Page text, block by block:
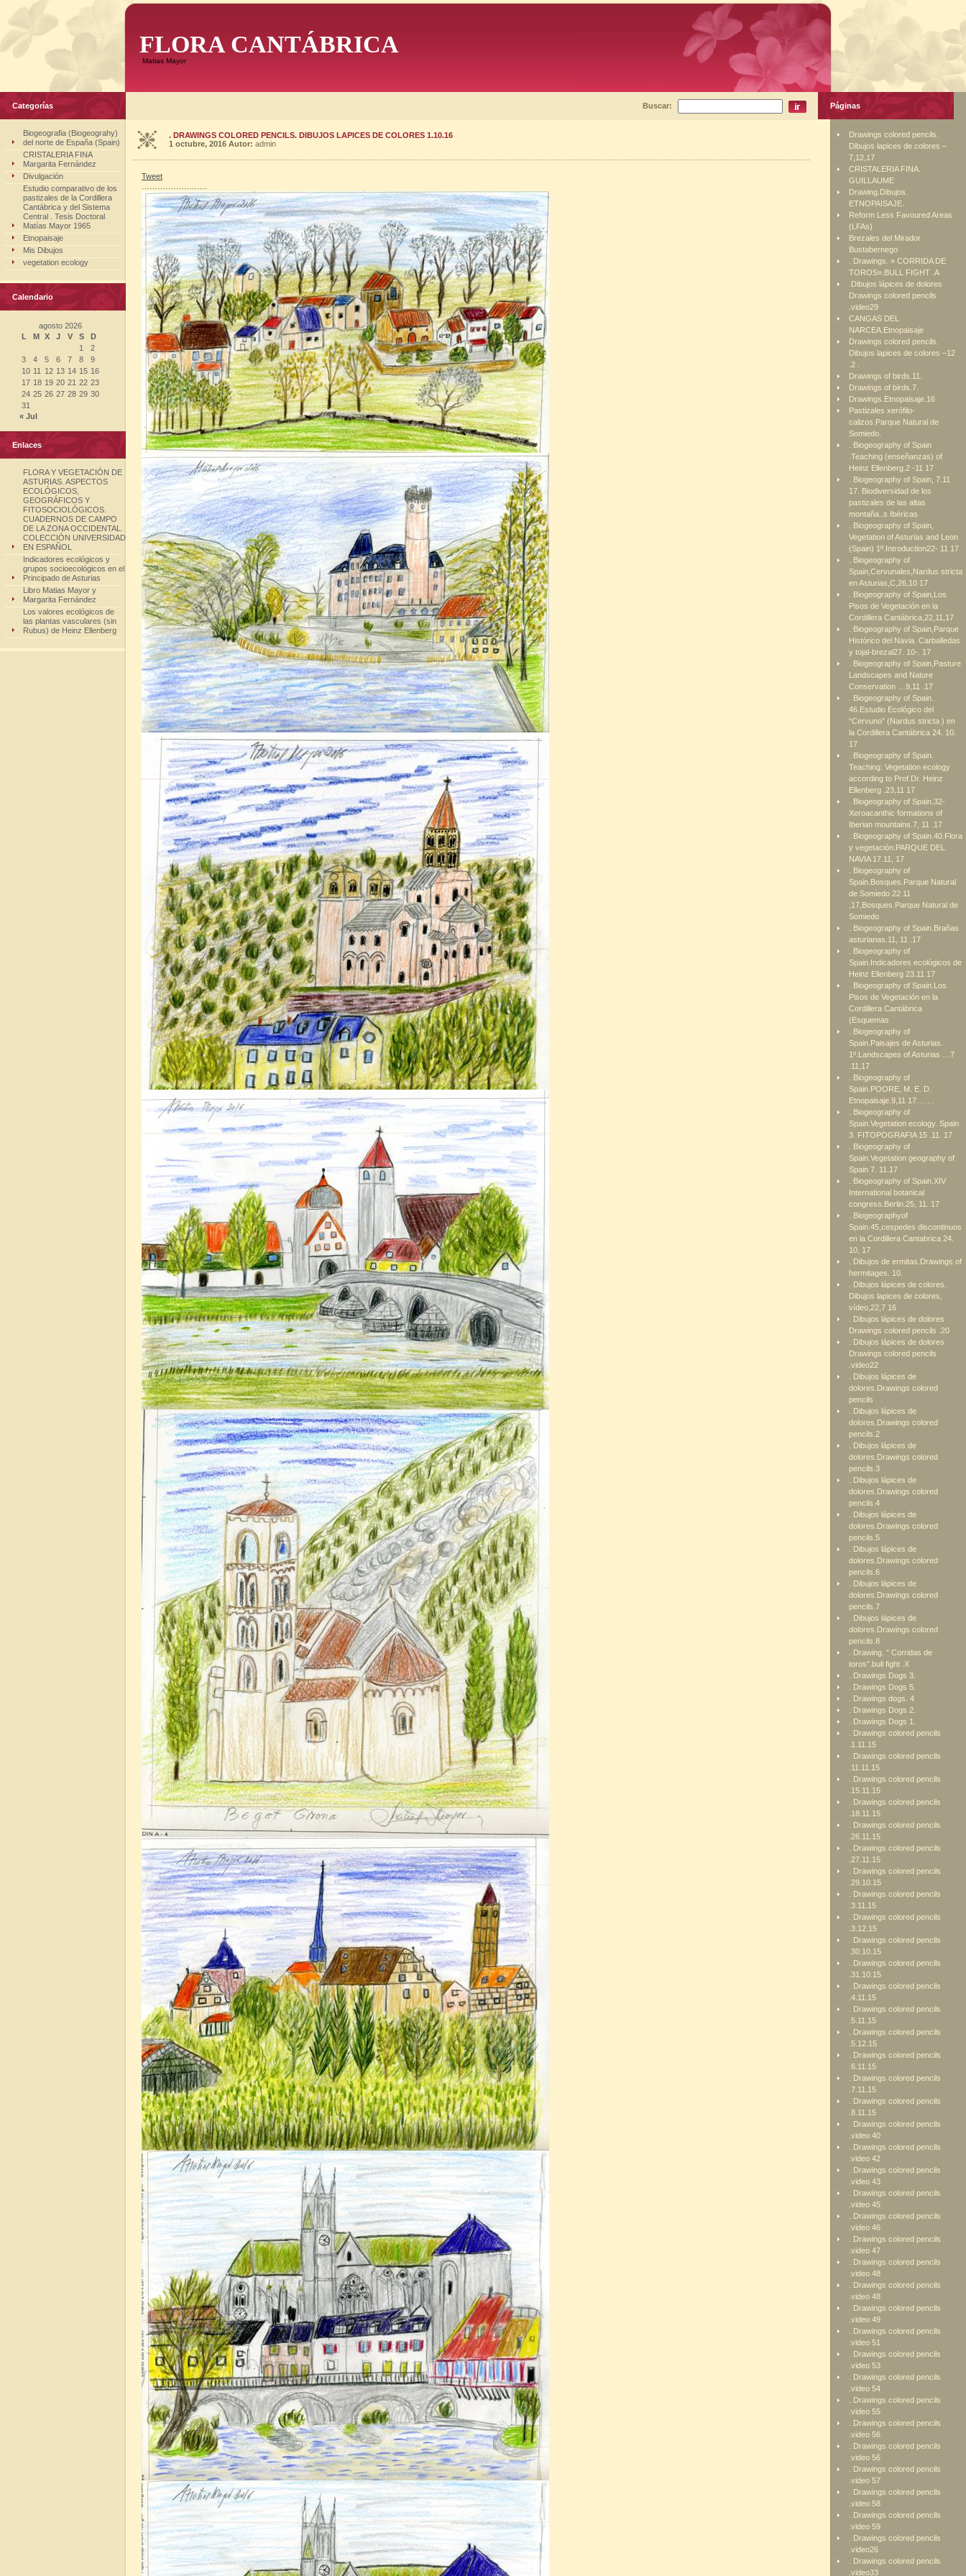
FLORA CANTÁBRICA
Matias Mayor
Categorías
Biogeografia (Biogeograhy)
del norte de España (Spain)
CRISTALERIA FINA
Margarita Fernández
Divulgación
Estudio comparativo de los
pastizales de la Cordillera
Cantábrica y del Sistema
Central . Tesis Doctoral
Matías Mayor 1965
Etnopaisaje
Mis Dibujos
vegetation ecology
Calendario
agosto 2026
L
M X J V S
D
1
2
3
4 5 6 7 8
9
10 11 12 13 14 15 16
17 18 19 20 21 22 23
24 25 26 27 28 29 30
31
« Jul
Enlaces
FLORA Y VEGETACIÓN DE
ASTURIAS. ASPECTOS
ECOLÓGICOS,
GEOGRÁFICOS Y
FITOSOCIOLÓGICOS.
CUADERNOS DE CAMPO
DE LA ZONA OCCIDENTAL.
COLECCIÓN UNIVERSIDAD
EN ESPAÑOL
Indicadores ecológicos y
grupos socioecológicos en el
Principado de Asturias
Libro Matias Mayor y
Margarita Fernández
Los valores ecológicos de
las plantas vasculares (sin
Rubus) de Heinz Ellenberg
Buscar:
. DRAWINGS COLORED PENCILS. DIBUJOS LAPICES DE COLORES 1.10.16
1 octubre, 2016 Autor: admin
Tweet
Páginas
Drawings colored pencils.
Dibujos lapices de colores –
7,12,17
CRISTALERIA FINA.
GUILLAUME
Drawing.Dibujos.
ETNOPAISAJE.
Reform Less Favoured Areas
(LFAs)
Brezales del Mirador
Bustabernego
. Drawings. » CORRIDA DE
TOROS».BULL FIGHT .A
.Dibujos lápices de dolores
Drawings colored pencils
.video29
CANGAS DEL
NARCEA.Etnopaisaje
Drawings colored pencils.
Dibujos lapices de colores –12
.2 .
Drawings of birds.11.
Drawings of birds.7.
Drawings.Etnopaisaje.16
Pastizales xerófilo-
calizos.Parque Natural de
Somiedo.
. Biogeography of Spain
.Teaching (enseñanzas) of
Heinz Ellenberg.2 -11 17
. Biogeography of Spain, 7.11
17. Biodiversidad de los
pastizales de las altas
montaña..s Ibéricas
. Biogeography of Spain,
Vegetation of Asturias and Leon
(Spain) 1º.Introduction22- 11 17
. Biogeography of
Spain,Cervunales,Nardus stricta
en Asturias,C,26,10 17
. Biogeography of Spain,Los
Pisos de Vegetación en la
Cordillera Cantábrica,22,11,17
. Biogeography of Spain,Parque
Histórico del Navia. Carballedas
y tojal-brezal27. 10-. 17
. Biogeography of Spain,Pasture
Landscapes and Nature
Conservation …9,11 .17
. Biogeography of Spain.
46.Estudio Ecológico del
“Cervuno” (Nardus stricta ) en
la Cordillera Cantábrica 24. 10.
17
. Biogeography of Spain.
Teaching: Vegetation ecology
according to Prof.Dr. Heinz
Ellenberg .23,11 17
. Biogeography of Spain.32-
Xeroacanthic formations of
Iberian mountains.7, 11 .17
. Biogeography of Spain.40.Flora
y vegetación.PARQUE DEL
NAVIA 17.11, 17
. Biogeography of
Spain.Bosques.Parque Natural
de Somiedo 22 11
,17,Bosques.Parque Natural de
Somiedo
. Biogeography of Spain.Brañas
asturianas.11, 11 .17
. Biogeography of
Spain.Indicadores ecológicos de
Heinz Ellenberg 23.11 17
. Biogeography of Spain.Los
Pisos de Vegetación en la
Cordillera Cantábrica
(Esquemas
. Biogeography of
Spain.Paisajes de Asturias.
1º.Landscapes of Asturias …7
.11,17
. Biogeography of
Spain.POORE, M. E. D.
Etnopaisaje.9,11 17…….
. Biogeography of
Spain.Vegetation ecology. Spain
3. FITOPOGRAFIA 15 .11. 17
. Biogeography of
Spain.Vegetation geography of
Spain 7. 11.17
. Biogeography of Spain.XIV
International botanical
congress.Berlin.25, 11. 17
. Biogeographyof
Spain.45,cespedes discontinuos
en la Cordillera Cantabrica 24.
10, 17
. Dibujos de ermitas.Drawings of
hermitages. 10.
. Dibujos lápices de colores.
Dibujos lapices de colores,
vídeo,22,7 16
. Dibujos lápices de dolores
Drawings colored pencils .20
. Dibujos lápices de dolores
Drawings colored pencils
.video22
. Dibujos lápices de
dolores.Drawings colored
pencils
. Dibujos lápices de
dolores.Drawings colored
pencils.2
. Dibujos lápices de
dolores.Drawings colored
pencils.3
. Dibujos lápices de
dolores.Drawings colored
pencils.4
. Dibujos lápices de
dolores.Drawings colored
pencils.5
. Dibujos lápices de
dolores.Drawings colored
pencils.6
. Dibujos lápices de
dolores.Drawings colored
pencils.7
. Dibujos lápices de
dolores.Drawings colored
pencils.8
. Drawing. ” Corridas de
toros”.bull fight .X
. Drawings Dogs 3.
. Drawings Dogs 5.
. Drawings dogs. 4
. Drawings Dogs 2.
. Drawings Dogs 1.
. Drawings colored pencils
.1.11.15
. Drawings colored pencils
.11.11.15
. Drawings colored pencils
.15.11.15
. Drawings colored pencils
.18.11.15
. Drawings colored pencils
.26.11.15
. Drawings colored pencils
.27.11.15
. Drawings colored pencils
.29.10.15
. Drawings colored pencils
.3.11.15
. Drawings colored pencils
.3.12.15
. Drawings colored pencils
.30.10.15
. Drawings colored pencils
.31.10.15
. Drawings colored pencils
.4.11.15
. Drawings colored pencils
.5.11.15
. Drawings colored pencils
.5.12.15
. Drawings colored pencils
.6.11.15
. Drawings colored pencils
.7.11.15
. Drawings colored pencils
.8.11.15
. Drawings colored pencils
.video 40
. Drawings colored pencils
.video 42
. Drawings colored pencils
.video 43
. Drawings colored pencils
.video 45
. Drawings colored pencils
.video 46
. Drawings colored pencils
.video 47
. Drawings colored pencils
.video 48
. Drawings colored pencils
.video 48
. Drawings colored pencils
.video 49
. Drawings colored pencils
.video 51
. Drawings colored pencils
.video 53
. Drawings colored pencils
.video 54
. Drawings colored pencils
.video 55
. Drawings colored pencils
.video 56
. Drawings colored pencils
.video 56
. Drawings colored pencils
.video 57
. Drawings colored pencils
.video 58
. Drawings colored pencils
.video 59
. Drawings colored pencils
.video26
. Drawings colored pencils
.video33